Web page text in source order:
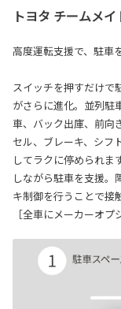
トヨタ チームメ
高度運転支援で、駐車
スイッチを押すだけで
がさらに進化。並列駐
車、バック出庫、前向
セル、ブレーキ、シフ
してラクに停められま
しながら駐車を支援。
キ制御を行うことで接
［全車にメーカーオプ